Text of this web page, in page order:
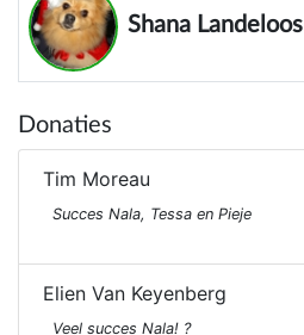
Shana Landeloos
Donaties
Tim Moreau
Succes Nala, Tessa en Pieje
Elien Van Keyenberg
Veel succes Nala! ?